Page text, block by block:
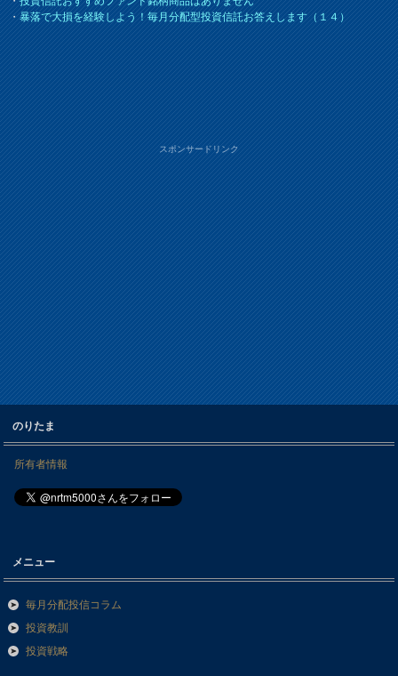
・暴落で大損を経験しよう！毎月分配型投資信託お答えします（１４）
スポンサードリンク
のりたま
所有者情報
メニュー
毎月分配投信コラム
投資教訓
投資戦略